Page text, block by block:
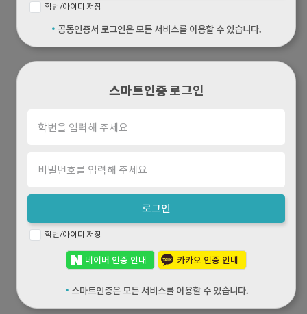
학번/아이디 저장
· 공동인증서 로그인은 모든 서비스를 이용할 수 있습니다.
스마트인증 로그인
로그인
학번/아이디 저장
네이버 인증 안내 카카오 인증 안내
· 스마트인증은 모든 서비스를 이용할 수 있습니다.